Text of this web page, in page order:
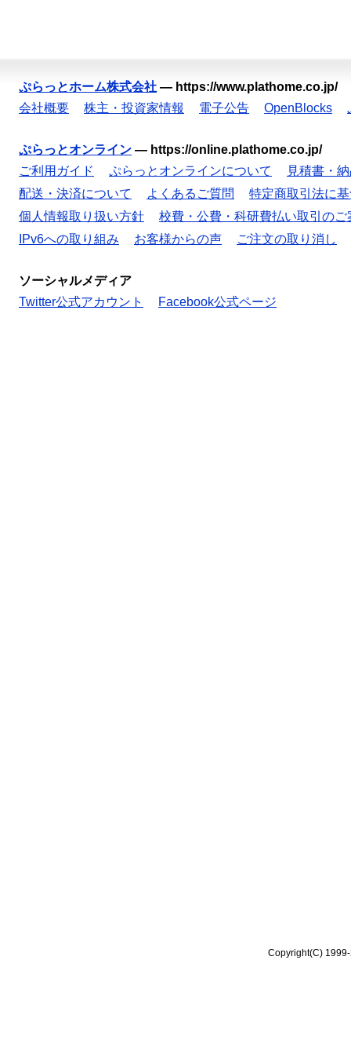
ぷらっとホーム株式会社 — https://www.plathome.co.jp/
会社概要
株主・投資家情報 電子公告 OpenBlocks
ぷらっとオンライン — https://online.plathome.co.jp/
ご利用ガイド
ぷらっとオンラインについて
見積書・
配送・決済について
よくあるご質問
特定商取引法に
個人情報取り扱い方針
校費・公費・科研費払い取引のご
IPv6への取り組み
お客様からの声 ご注文の取り消し
ソーシャルメディア
Twitter公式アカウント
Facebook公式ページ
Copyright(C)